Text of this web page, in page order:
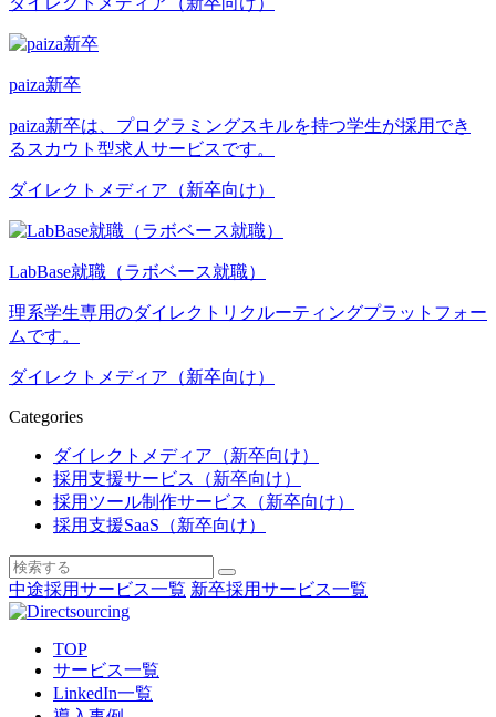
paiza新卒
paiza新卒は、プログラミングスキルを持つ学生が採用でき
るスカウト型求人サービスです。
ダイレクトメディア（新卒向け）
LabBase就職（ラボベース就職）
理系学生専用のダイレクトリクルーティングプラットフォー
ムです。
ダイレクトメディア（新卒向け）
Categories
ダイレクトメディア（新卒向け）
採用支援サービス（新卒向け）
採用ツール制作サービス（新卒向け）
採用支援SaaS（新卒向け）
中途採用サービス一覧 新卒採用サービス一覧
TOP
サービス一覧
LinkedIn一覧